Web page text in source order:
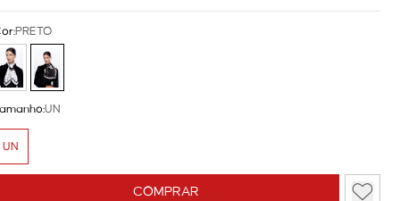
COMPRAR
PRETO
UN
UN